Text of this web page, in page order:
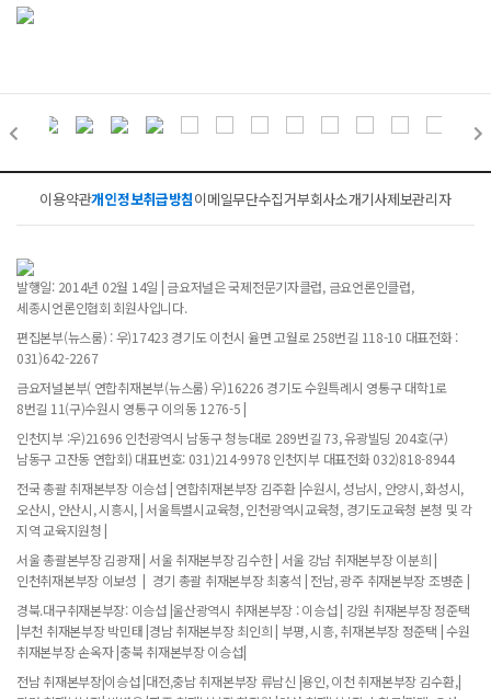
이용약관개인정보취급방침이메일무단수집거부회사소개기사제보관리자
발행일: 2014년 02월 14일 | 금요저널은 국제전문기자클럽, 금요언론인클럽,
세종시언론인협회 회원사입니다.
편집본부(뉴스룸) : 우)17423 경기도 이천시 율면 고월로 258번길 118-10 대표전화 :
031)642-2267
금요저널본부( 연합취재본부(뉴스룸) 우)16226 경기도 수원특례시 영통구 대학1로
8번길 11(구)수원시 영통구 이의동 1276-5 |
인천지부 :우)21696 인천광역시 남동구 청능대로 289번길 73, 유광빌딩 204호(구)
남동구 고잔동 연합회) 대표번호: 031)214-9978 인천지부 대표전화 032)818-8944
전국 총괄 취재본부장 이승섭 | 연합취재본부장 김주환 |수원시, 성남시, 안양시, 화성시,
오산시, 안산시, 시흥시, | 서울특별시교육청, 인천광역시교육청, 경기도교육청 본청 및 각
지역 교육지원청 |
서울 총괄본부장 김광재 | 서울 취재본부장 김수한 | 서울 강남 취재본부장 이분희 |
인천취재본부장 이보성 | 경기 총괄 취재본부장 최홍석 | 전남, 광주 취재본부장 조병춘 |
경북.대구취재본부장: 이승섭 |울산광역시 취재본부장 : 이승섭 | 강원 취재본부장 정준택
|부천 취재본부장 박민태 |경남 취재본부장 최인희 | 부평, 시흥, 취재본부장 정준택 | 수원
취재본부장 손옥자 |충북 취재본부장 이승섭|
전남 취재본부장|이승섭 |대전,충남 취재본부장 류남신 |용인, 이천 취재본부장 김수환,|